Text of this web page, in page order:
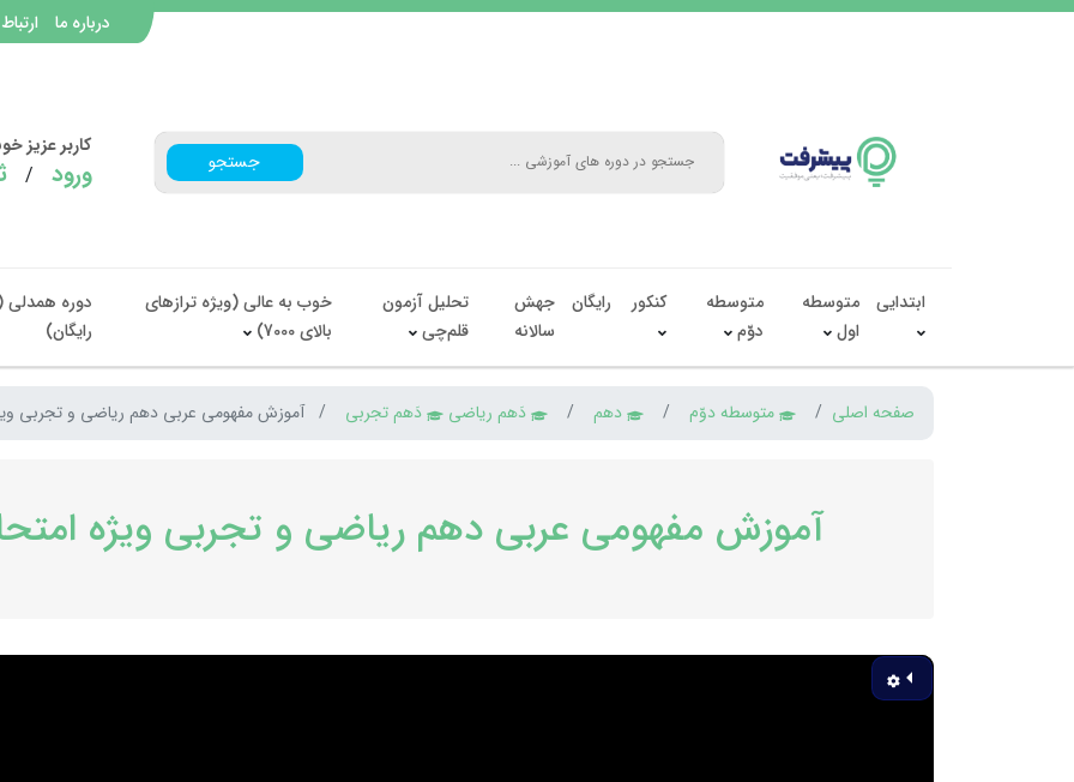
درباره ما
جستجو
کاربر عزیز
ورود /
ابتدایی
متوسطه
اول
متوسطه
دوّم
کنکور رایگان
جهش
سالانه
تحلیل آزمون
قلم‌چی
خوب به عالی (ویژه ترازهای
بالای 7000)
دوره همدلی
رایگان)
صفحه اصلی متوسطه دوّم دهم دَهم ریاضی دَهم تجربی آموزش مفهومی عربی دهم ریاضی و تجربی
آموزش مفهومی عربی دهم ریاضی و تجربی ویژه